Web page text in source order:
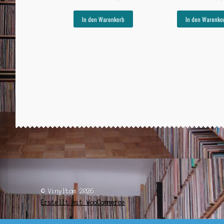
war:
€10,00.
In den Warenkorb
war:
In den
© Vinyltom 2026
Erstellt mit WooCommerce